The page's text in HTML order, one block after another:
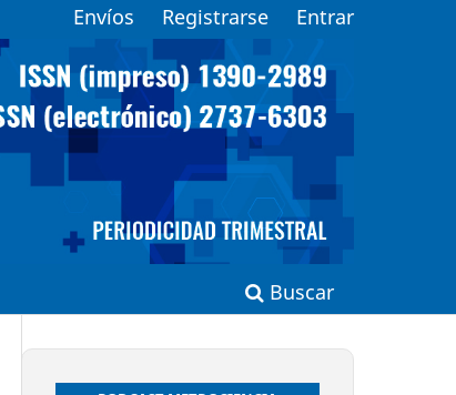
Buscar
Envíos Registrarse Entrar